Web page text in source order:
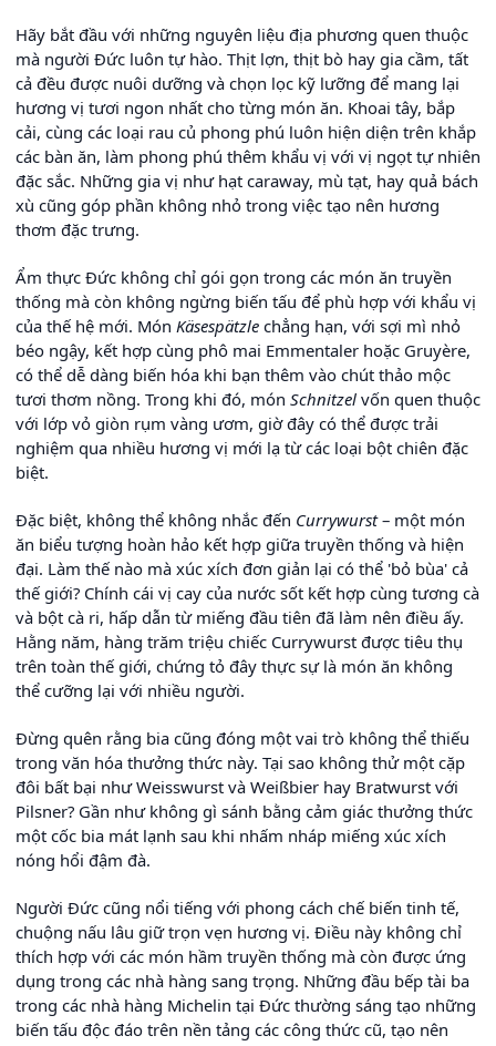
Hãy bắt đầu với những nguyên liệu địa phương quen thuộc
mà người Đức luôn tự hào. Thịt lợn, thịt bò hay gia cầm, tất
cả đều được nuôi dưỡng và chọn lọc kỹ lưỡng để mang lại
hương vị tươi ngon nhất cho từng món ăn. Khoai tây, bắp
cải, cùng các loại rau củ phong phú luôn hiện diện trên khắp
các bàn ăn, làm phong phú thêm khẩu vị với vị ngọt tự nhiên
đặc sắc. Những gia vị như hạt caraway, mù tạt, hay quả bách
xù cũng góp phần không nhỏ trong việc tạo nên hương
thơm đặc trưng.
Ẩm thực Đức không chỉ gói gọn trong các món ăn truyền
thống mà còn không ngừng biến tấu để phù hợp với khẩu vị
của thế hệ mới. Món Käsespätzle chẳng hạn, với sợi mì nhỏ
béo ngậy, kết hợp cùng phô mai Emmentaler hoặc Gruyère,
có thể dễ dàng biến hóa khi bạn thêm vào chút thảo mộc
tươi thơm nồng. Trong khi đó, món Schnitzel vốn quen thuộc
với lớp vỏ giòn rụm vàng ươm, giờ đây có thể được trải
nghiệm qua nhiều hương vị mới lạ từ các loại bột chiên đặc
biệt.
Đặc biệt, không thể không nhắc đến Currywurst– một món
ăn biểu tượng hoàn hảo kết hợp giữa truyền thống và hiện
đại. Làm thế nào mà xúc xích đơn giản lại có thể 'bỏ bùa' cả
thế giới? Chính cái vị cay của nước sốt kết hợp cùng tương cà
và bột cà ri, hấp dẫn từ miếng đầu tiên đã làm nên điều ấy.
Hằng năm, hàng trăm triệu chiếc Currywurst được tiêu thụ
trên toàn thế giới, chứng tỏ đây thực sự là món ăn không
thể cưỡng lại với nhiều người.
Đừng quên rằng bia cũng đóng một vai trò không thể thiếu
trong văn hóa thưởng thức này. Tại sao không thử một cặp
đôi bất bại như Weisswurst và Weißbier hay Bratwurst với
Pilsner? Gần như không gì sánh bằng cảm giác thưởng thức
một cốc bia mát lạnh sau khi nhấm nháp miếng xúc xích
nóng hổi đậm đà.
Người Đức cũng nổi tiếng với phong cách chế biến tinh tế,
chuộng nấu lâu giữ trọn vẹn hương vị. Điều này không chỉ
thích hợp với các món hầm truyền thống mà còn được ứng
dụng trong các nhà hàng sang trọng. Những đầu bếp tài ba
trong các nhà hàng Michelin tại Đức thường sáng tạo những
biến tấu độc đáo trên nền tảng các công thức cũ, tạo nên